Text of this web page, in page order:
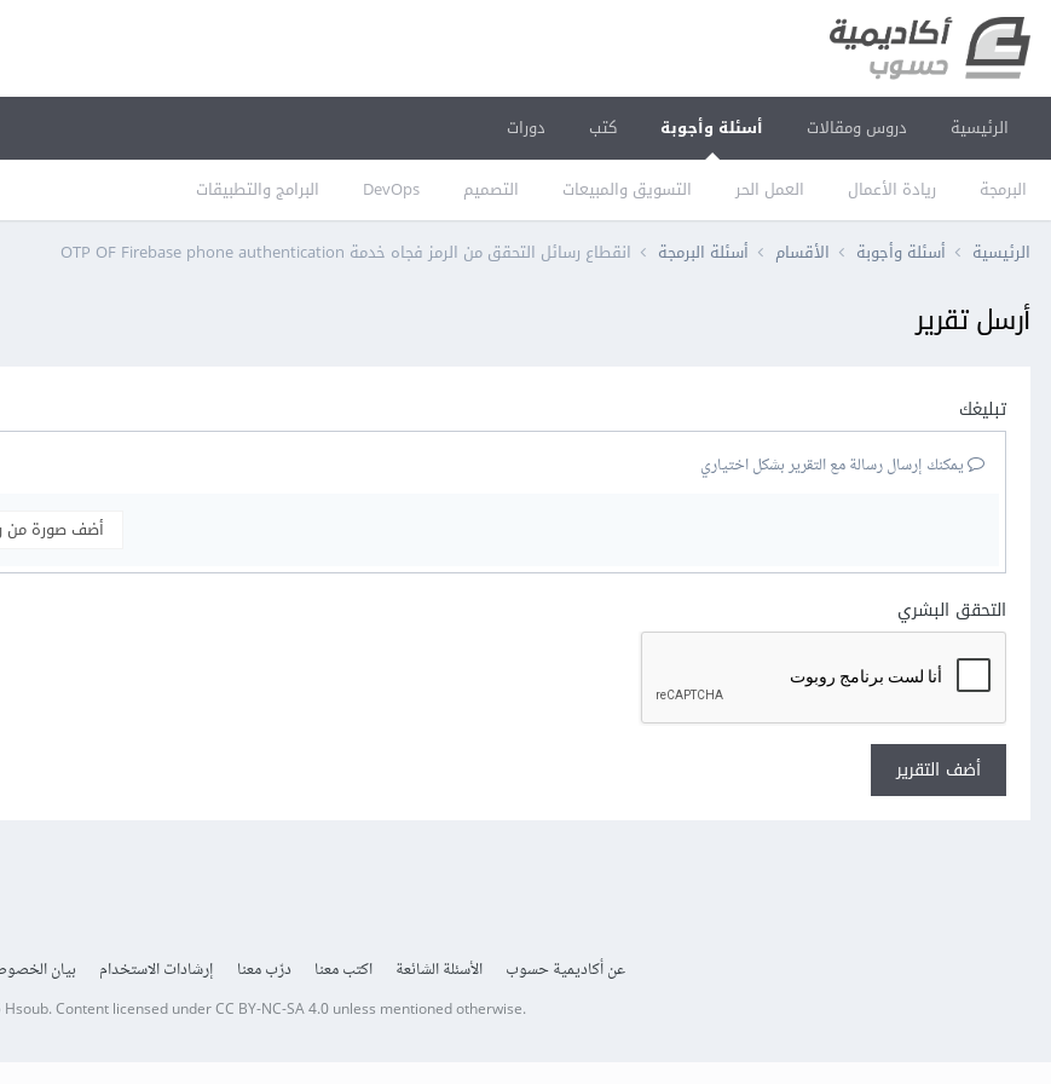
الرئيسية دروس ومقالات أسئلة وأجوبة
البرمجة ريادة الأعمال العمل الحر التسويق والمبيعات التصميم DevOps البرامج والتطبيقات
كتب دورات
الرئيسية أسئلة وأجوبة الأقسام أسئلة البرمجة انقطاع رسائل التحقق من الرمز فجاه خدمة OTP OF Firebase phone authentication
أرسل تقرير
تبليغك
يمكنك إرسال رسالة مع التقرير بشكل اختياري
أضف صورة من
التحقق البشري
أضف التقرير
عن أكاديمية حسوب الأسئلة الشائعة اكتب معنا درّب معنا إرشادات الاستخدام بيان
Hsoub.Content licensed underCC BY-NC-SA 4.0unless mentioned otherwise.